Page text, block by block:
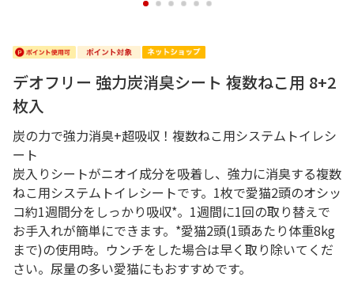
1 2 3 4 5 6
デオフリー 強力炭消臭シート 複数ねこ用 8+2
枚入
炭の力で強力消臭+超吸収！複数ねこ用システムトイレシ
ート
炭入りシートがニオイ成分を吸着し、強力に消臭する複数
ねこ用システムトイレシートです。1枚で愛猫2頭のオシッ
コ約1週間分をしっかり吸収*。1週間に1回の取り替えで
お手入れが簡単にできます。*愛猫2頭(1頭あたり体重8kg
まで)の使用時。ウンチをした場合は早く取り除いてくだ
さい。尿量の多い愛猫にもおすすめです。